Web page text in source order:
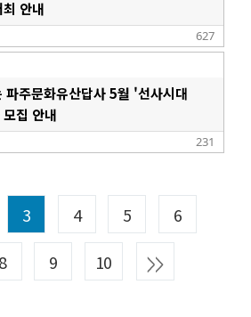
안내
627
주문화유산답사 5월 '선사시대
집 안내
231
3 4 5 6
8 9 10